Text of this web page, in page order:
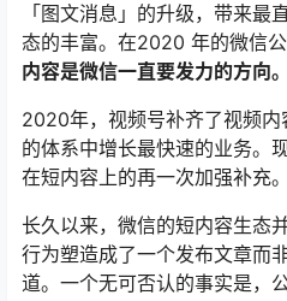
「图文消息」的升级，带来最
态的丰富。在2020 年的微信公
内容是微信一直要发力的方向。
2020年，视频号补齐了视频
的体系中增长最快速的业务。
在短内容上的再一次加强补充。
长久以来，微信的短内容生态
行为塑造成了一个发布文章而
道。一个无可否认的事实是，